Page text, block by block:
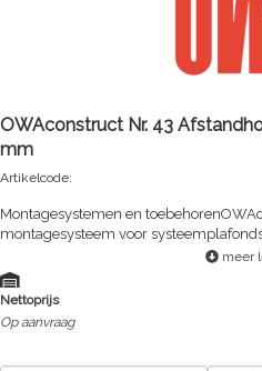
OWAconstruct Nr. 43
mm
Artikelcode:
Montagesystemen en
montagesysteem voor
meer
Nettoprijs
Op aanvraag